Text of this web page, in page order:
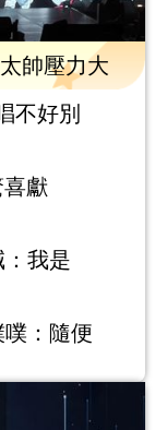
帥壓力大
不好別
獻
我是
：隨便